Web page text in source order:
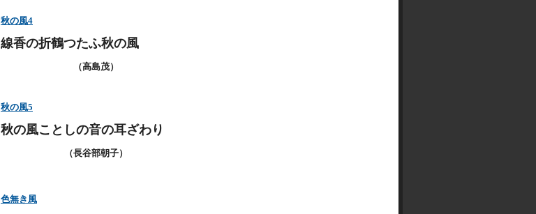
秋の風4
線香の折鶴つたふ秋の風
（高島茂）
秋の風5
秋の風ことしの音の耳ざわり
（長谷部朝子）
色無き風